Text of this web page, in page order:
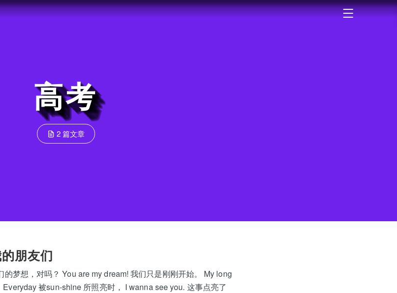
高考
2 篇文章
朋友们
的梦想，对吗？ You are my dream! 我们只是刚刚开始。 My long
被sun-shine 所照亮时， I wanna see you. 这事点亮了